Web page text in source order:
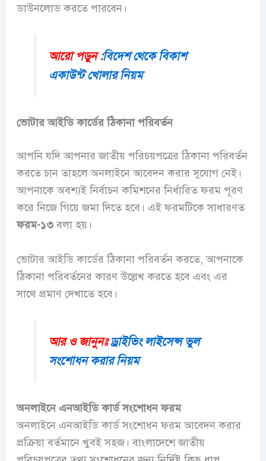
ডাউনলোড করতে পারবেন।
আরো পড়ুন:বিদেশ থেকে বিকাশ
একাউন্ট খোলার নিয়ম
ভোটার আইডি কার্ডের ঠিকানা পরিবর্তন
আপনি যদি আপনার জাতীয় পরিচয়পত্রের ঠিকানা পরিবর্তন
করতে চান তাহলে অনলাইনে আবেদন করার সুযোগ নেই।
আপনাকে অবশ্যই নির্বাচন কমিশনের নির্ধারিত ফরম পূরণ
করে নিজে গিয়ে জমা দিতে হবে। এই ফরমটিকে সাধারণত
ফরম-১৩বলা হয়।
ভোটার আইডি কার্ডের ঠিকানা পরিবর্তন করতে, আপনাকে
ঠিকানা পরিবর্তনের কারণ উল্লেখ করতে হবে এবং এর
সাথে প্রমাণ দেখাতে হবে।
আর ও জানুনঃ ড্রাইভিং লাইসেন্স ভুল
সংশোধন করার নিয়ম
অনলাইনে এনআইডি কার্ড সংশোধন ফরম
অনলাইনে এনআইডি কার্ড সংশোধন ফরম আবেদন করার
প্রক্রিয়া বর্তমানে খুবই সহজ। বাংলাদেশে জাতীয়